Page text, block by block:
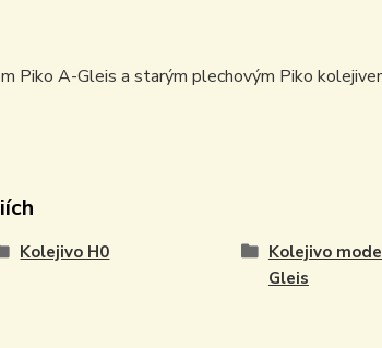
Piko A-Gleis a starým plechovým Piko
Kolejivo H0
Kolejivo
Gleis